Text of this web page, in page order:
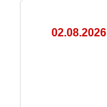
02.08.2026